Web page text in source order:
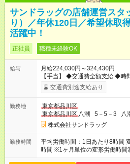
サンドラッグの店舗運営スタ
り）／年休120日／希望休取
活躍中！
正社員 職種未経験OK
給与
月給224,030円～324,430円
【手当】 ◆交通費全額支給 ◆時
手当 ◆登録販売者資格手当（月5000円
回（4月） ・賞与年2回（7月・12月） 【試用期間】試
す。
交通費別途支給あり
勤務地
東京都品川区
東京都品川区 八潮 5－5－3 八
株式会社サンドラッグ
勤務時間
平均労働時間：1日あたり8時間
時間 ※1ヶ月単位の変形労働時間制となります ※店舗により異な
ります ▼シフト例 早番／07:00～17:00（休憩1.5h） 遅番／